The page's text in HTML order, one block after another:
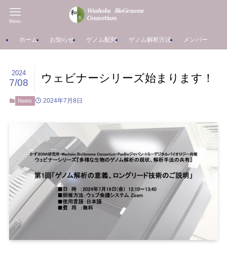
Menu
ホーム お知らせ ゲノム配列 ゲノム解析方法 メンバー
ウェビナーシリーズ始まります！
2024
7/08
News 2024年7月8日